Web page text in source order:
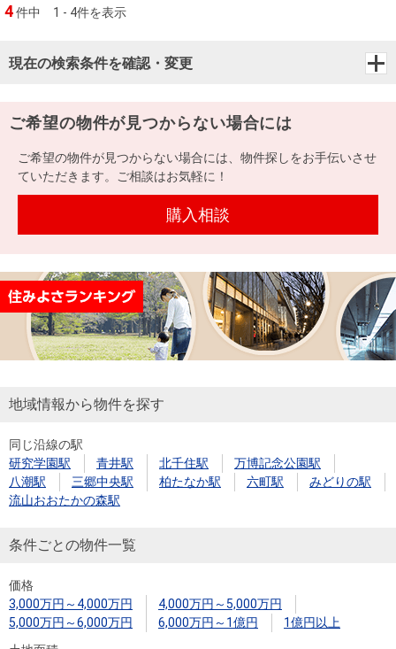
4件中 1 - 4件を表示
現在の検索条件を確認・変更
ご希望の物件が見つからない場合には
ご希望の物件が見つからない場合には、物件探しをお手伝いさせ
ていただきます。ご相談はお気軽に！
購入相談
地域情報から物件を探す
同じ沿線の駅
研究学園駅
青井駅 北千住駅
万博記念公園駅
八潮駅
三郷中央駅 柏たなか駅 六町駅
みどりの駅
流山おおたかの森駅
条件ごとの物件一覧
価格
3,000万円～4,000万円
4,000万円～5,000万円
5,000万円～6,000万円
6,000万円～1億円
1億円以上